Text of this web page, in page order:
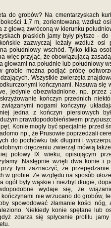
do grobów? Na cmentarzyskach
1,7 m, zorientowaną wzdłuż
z głową zwróconą w kierunku
płaskich jamy były płytsze - do
zazwyczaj leżały wzdłuż osi
południowy wschód. Tylko kilka
więc przyjąć, że obowiązującą
głowami na południe lub południowy
grobie można podjąć próbę
Wszystkie zwierzęta
kończynami. Nasuwa się
jedynie obezwładnione, np.
kończyn przednich
nogami kończyny
jedna z kończyn piersiowych
prawdopodobieństwem
Konie mogły być specjalnie przed
np., że Prusowie poprzedzali
do pochówku tak długimi i
dręczeniu zwierząt mówią
połowy IX wieku, opisującym
Następnie wzięli dwa konie i
tym zaznaczyć, że
w grobie. Ze względu na sposób
ogół były wąskie i niezbyt długie,
wydaje się, że
nie wrzucano do grobów,
spowodować złamanie kości
Niekiedy konie spętane lub
zdarza się spłycenie profilu